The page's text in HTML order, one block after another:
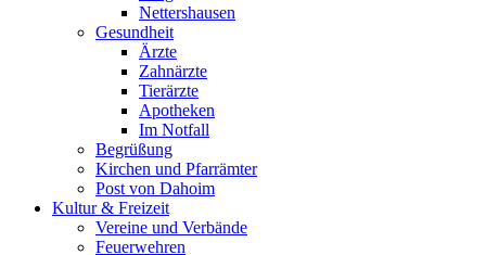
Nettershausen
Gesundheit
Ärzte
Zahnärzte
Tierärzte
Apotheken
Im Notfall
Begrüßung
Kirchen und Pfarrämter
Post von Dahoim
Kultur & Freizeit
Vereine und Verbände
Feuerwehren